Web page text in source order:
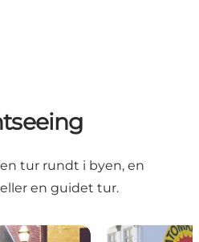
tur rundt i byen, en
en guidet tur.
Sightseeing i